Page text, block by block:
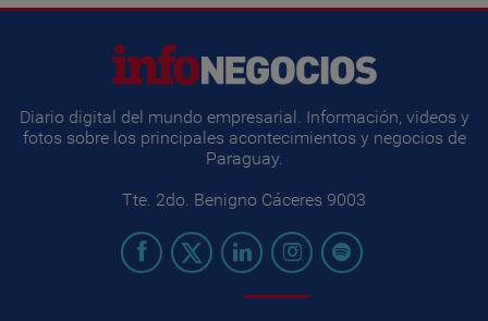
Diario digital del mundo empresarial. Información, videos y
fotos sobre los principales acontecimientos y negocios de
Paraguay.
Tte. 2do. Benigno Cáceres 9003